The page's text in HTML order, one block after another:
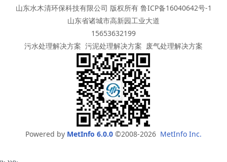
山东水木清环保科技有限公司 版权所有 鲁ICP备16040642号-1
山东省诸城市高新园工业大道
15653632199
污水处理解决方案 污泥处理解决方案 废气处理解决方案
Powered by MetInfo 6.0.0 ©2008-2026 MetInfo Inc.